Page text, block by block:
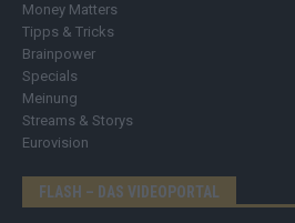
Money Matters
Tipps & Tricks
Brainpower
Specials
Meinung
Streams & Storys
Eurovision
FLASH – DAS VIDEOPORTAL